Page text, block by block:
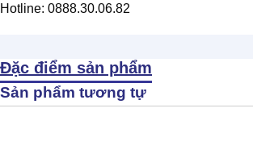
Hotline: 0888.30.06.82
Đặc điểm sản phẩm
Sản phẩm tương tự